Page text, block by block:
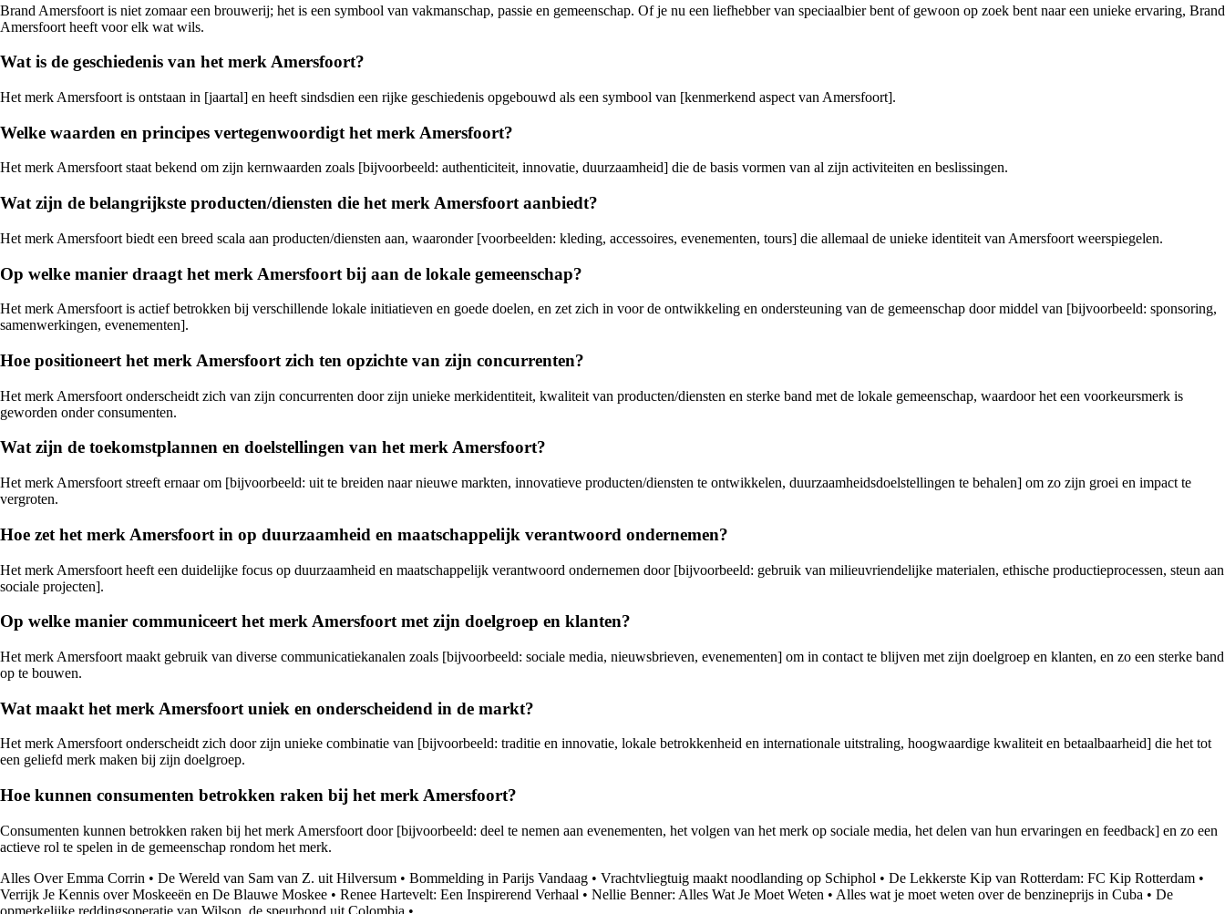
Brand Amersfoort is niet zomaar een brouwerij; het is een symbool van vakmanschap, passie en gemeenschap. Of je nu een liefhebber van speciaalbier bent of gewoon op zoek bent naar een unieke ervaring, Brand
Amersfoort heeft voor elk wat wils.
Wat is de geschiedenis van het merk Amersfoort?
Het merk Amersfoort is ontstaan in [jaartal] en heeft sindsdien een rijke geschiedenis opgebouwd als een symbool van [kenmerkend aspect van Amersfoort].
Welke waarden en principes vertegenwoordigt het merk Amersfoort?
Het merk Amersfoort staat bekend om zijn kernwaarden zoals [bijvoorbeeld: authenticiteit, innovatie, duurzaamheid] die de basis vormen van al zijn activiteiten en beslissingen.
Wat zijn de belangrijkste producten/diensten die het merk Amersfoort aanbiedt?
Het merk Amersfoort biedt een breed scala aan producten/diensten aan, waaronder [voorbeelden: kleding, accessoires, evenementen, tours] die allemaal de unieke identiteit van Amersfoort weerspiegelen.
Op welke manier draagt het merk Amersfoort bij aan de lokale gemeenschap?
Het merk Amersfoort is actief betrokken bij verschillende lokale initiatieven en goede doelen, en zet zich in voor de ontwikkeling en ondersteuning van de gemeenschap door middel van [bijvoorbeeld: sponsoring,
samenwerkingen, evenementen].
Hoe positioneert het merk Amersfoort zich ten opzichte van zijn concurrenten?
Het merk Amersfoort onderscheidt zich van zijn concurrenten door zijn unieke merkidentiteit, kwaliteit van producten/diensten en sterke band met de lokale gemeenschap, waardoor het een voorkeursmerk is
geworden onder consumenten.
Wat zijn de toekomstplannen en doelstellingen van het merk Amersfoort?
Het merk Amersfoort streeft ernaar om [bijvoorbeeld: uit te breiden naar nieuwe markten, innovatieve producten/diensten te ontwikkelen, duurzaamheidsdoelstellingen te behalen] om zo zijn groei en impact te
vergroten.
Hoe zet het merk Amersfoort in op duurzaamheid en maatschappelijk verantwoord ondernemen?
Het merk Amersfoort heeft een duidelijke focus op duurzaamheid en maatschappelijk verantwoord ondernemen door [bijvoorbeeld: gebruik van milieuvriendelijke materialen, ethische productieprocessen, steun aan
sociale projecten].
Op welke manier communiceert het merk Amersfoort met zijn doelgroep en klanten?
Het merk Amersfoort maakt gebruik van diverse communicatiekanalen zoals [bijvoorbeeld: sociale media, nieuwsbrieven, evenementen] om in contact te blijven met zijn doelgroep en klanten, en zo een sterke band
op te bouwen.
Wat maakt het merk Amersfoort uniek en onderscheidend in de markt?
Het merk Amersfoort onderscheidt zich door zijn unieke combinatie van [bijvoorbeeld: traditie en innovatie, lokale betrokkenheid en internationale uitstraling, hoogwaardige kwaliteit en betaalbaarheid] die het tot
een geliefd merk maken bij zijn doelgroep.
Hoe kunnen consumenten betrokken raken bij het merk Amersfoort?
Consumenten kunnen betrokken raken bij het merk Amersfoort door [bijvoorbeeld: deel te nemen aan evenementen, het volgen van het merk op sociale media, het delen van hun ervaringen en feedback] en zo een
actieve rol te spelen in de gemeenschap rondom het merk.
Alles Over Emma Corrin • De Wereld van Sam van Z. uit Hilversum • Bommelding in Parijs Vandaag • Vrachtvliegtuig maakt noodlanding op Schiphol • De Lekkerste Kip van Rotterdam: FC Kip Rotterdam •
Verrijk Je Kennis over Moskeeën en De Blauwe Moskee • Renee Hartevelt: Een Inspirerend Verhaal • Nellie Benner: Alles Wat Je Moet Weten • Alles wat je moet weten over de benzineprijs in Cuba • De
opmerkelijke reddingsoperatie van Wilson, de speurhond uit Colombia •